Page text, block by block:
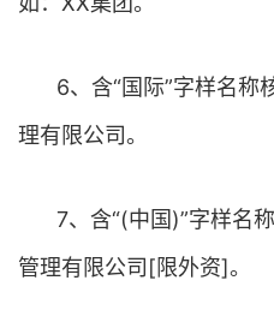
6、含“国际”字样名称
理有限公司。
7、含“(中国)”字样名
管理有限公司[限外资]。